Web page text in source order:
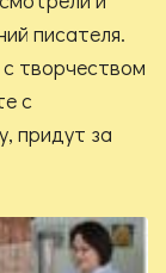
писателя.
творчеством
с
придут за